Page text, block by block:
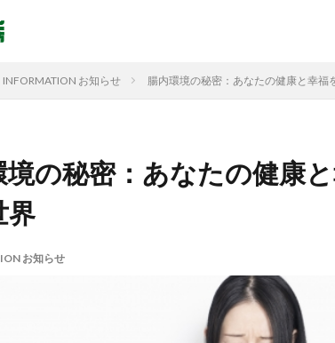
INFORMATION お知らせ 腸内環境の秘密：あなたの健康と幸福
境の秘密：あなたの健康
界
お知らせ